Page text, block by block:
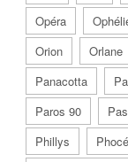
Opéra
Orion
Orlane
Panacotta
Paros 90
Phillys